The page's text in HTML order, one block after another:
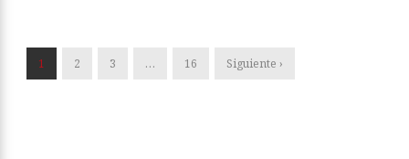
1 2 3 … 16 Siguiente ›